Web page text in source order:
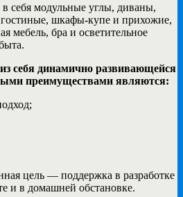
себя модульные углы, диваны,
шкафы-купе и прихожие,
мебель, бра и осветительное
себя динамично развивающейся
преимуществами являются:
цель — поддержка в разработке
и в домашней обстановке.